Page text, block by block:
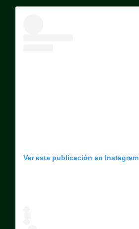
Ver esta publicación en Instagram